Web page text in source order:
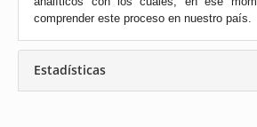
comprender este proceso en nuestro país.
Estadísticas